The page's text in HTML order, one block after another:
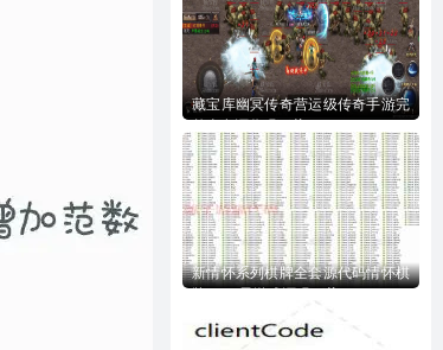
藏宝库幽冥传奇营运级传奇手游完
新情怀系列棋牌全套源代码情怀棋